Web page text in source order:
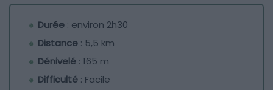
Durée : environ 2h30
Distance : 5,5 km
Dénivelé : 165 m
Difficulté : Facile